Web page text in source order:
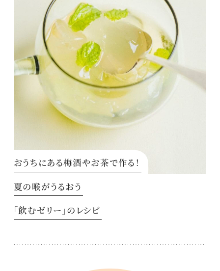
おうちにある梅酒やお茶で作る！
夏の喉がうるおう
「飲むゼリー」のレシピ